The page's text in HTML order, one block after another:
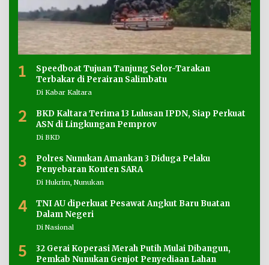
1
Speedboat Tujuan Tanjung Selor-Tarakan
Terbakar di Perairan Salimbatu
Di Kabar Kaltara
2
BKD Kaltara Terima 13 Lulusan IPDN, Siap Perkuat
ASN di Lingkungan Pemprov
Di BKD
3
Polres Nunukan Amankan 3 Diduga Pelaku
Penyebaran Konten SARA
Di Hukrim, Nunukan
4
TNI AU diperkuat Pesawat Angkut Baru Buatan
Dalam Negeri
Di Nasional
5
32 Gerai Koperasi Merah Putih Mulai Dibangun,
Pemkab Nunukan Genjot Penyediaan Lahan